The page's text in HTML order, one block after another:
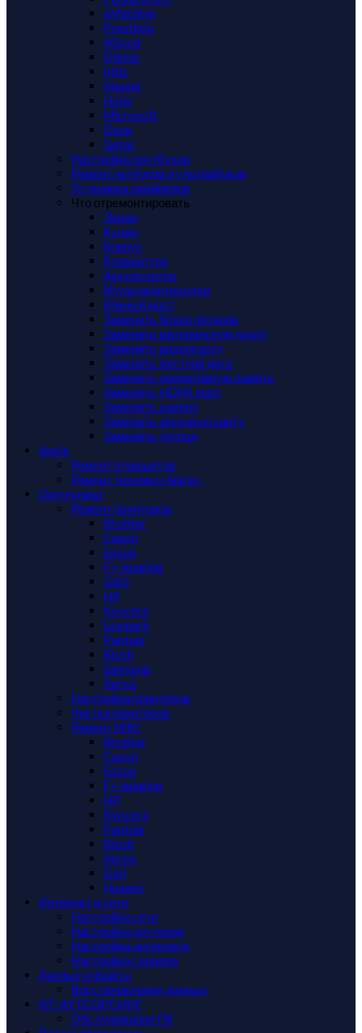
eMachine
Prestigio
4Good
Digma
Irbis
Xiaomi
Haier
Microsoft
Dexp
Getac
Настройка ноутбуков
Ремонт нетбуков и ультрабуков
Установка драйверов
Что отремонтировать
Экран
Кулер
Корпус
Клавиатуру
Аккумулятор
Мультиконтроллер
Южный мост
Заменить блока питания
Заменить материнскую плату
Заменить видеокарту
Заменить жесткий диск
Заменить оперативную память
Заменить HDMI порт
Заменить камеру
Заменить звуковую карту
Заменить тачпад
Apple
Ремонт планшетов
Ремонт техники «Apple»
Оргтехника
Ремонт принтеров
Brother
Canon
Epson
F+ imaging
G&G
HP
Kyocera
Lexmark
Pantum
Ricoh
Samsung
Xerox
Настройка принтеров
Чистка принтеров
Ремонт МФУ
Brother
Canon
Epson
F+ imaging
HP
Kyocera
Pantum
Ricoh
Xerox
Deli
Huawei
Интернет и сети
Настройка сети
Настройка роутеров
Настройка интернета
Настройка сервера
Данные и файлы
Восстановление данных
ИТ-АУТСОРСИНГ
Обслуживание ПК